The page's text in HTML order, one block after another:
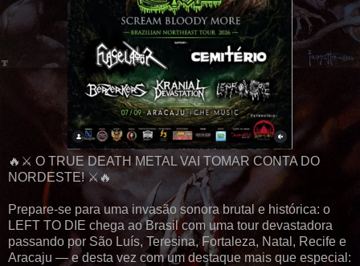
🔥⚔️ O TRUE DEATH METAL VAI TOMAR CONTA DO
NORDESTE! ⚔️🔥
Prepare-se para uma invasão sonora brutal e histórica: o
LEFT TO DIE chega ao Brasil com uma tour devastadora
passando por São Luís, Teresina, Fortaleza, Natal, Recife e
Aracaju — e desta vez com um destaque mais que especial: